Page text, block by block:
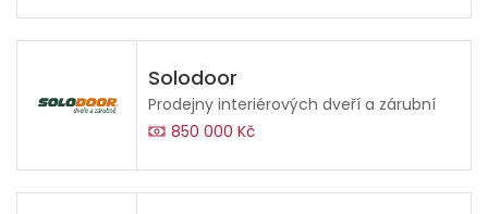
Solodoor
Prodejny interiérových dveří a zárubní
850 000 Kč